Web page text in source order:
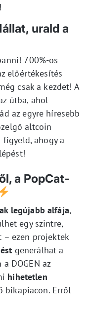
urald a
700%-os
előértékesítés
csak a kezdet! A
útba, ahol
az egyre híresebb
altcoin
figyeld, ahogy a
a PopCat-
legújabb alfája,
egy szintre,
– ezen projektek
generálhat a
DOGEN az
hihetetlen
bikapiacon. Erről